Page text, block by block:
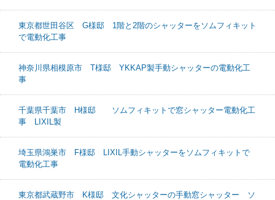
東京都世田谷区 G様邸 1階と2階のシャッターをソムフィキット
で電動化工事
神奈川県相模原市 T様邸 YKKAP製手動シャッターの電動化工
事
千葉県千葉市 H様邸 ソムフィキットで窓シャッター電動化工
事 LIXIL製
埼玉県鴻巣市 F様邸 LIXIL手動シャッターをソムフィキットで
電動化工事
東京都武蔵野市 K様邸 文化シャッターの手動窓シャッター ソ